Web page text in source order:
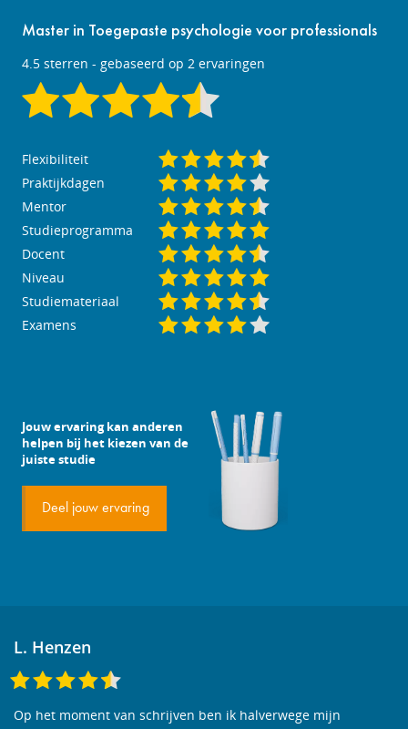
Master in Toegepaste psychologie voor professionals
4.5 sterren - gebaseerd op 2 ervaringen
Flexibiliteit
Praktijkdagen
Mentor
Studieprogramma
Docent
Niveau
Studiemateriaal
Examens
Jouw ervaring kan anderen
helpen bij het kiezen van de
juiste studie
Deel jouw ervaring
L. Henzen
Op het moment van schrijven ben ik halverwege mijn